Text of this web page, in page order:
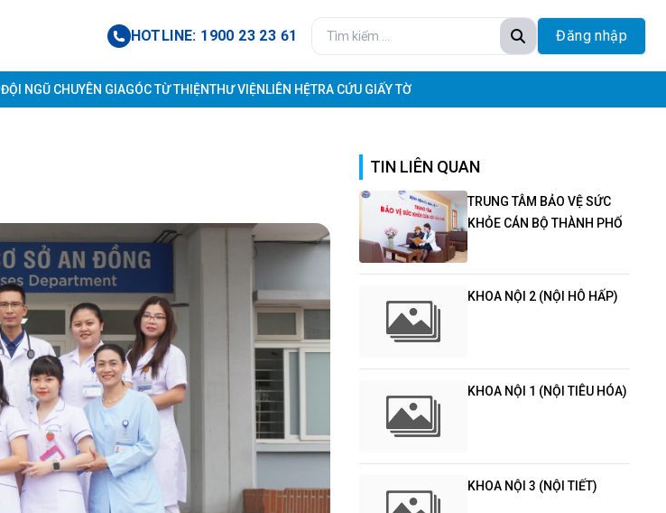
HOTLINE: 1900 23 23 61 Đăng nhập
ĐỘI NGŨ CHUYÊN GIAGÓC TỪ THIỆNTHƯ VIỆN LIÊN HỆTRA CỨU GIẤY TỜ
TIN LIÊN QUAN
TRUNG TÂM BẢO VỆ SỨC
KHỎE CÁN BỘ THÀNH PHỐ
KHOA NỘI 2 (NỘI HÔ HẤP)
KHOA NỘI 1 (NỘI TIÊU HÓA)
KHOA NỘI 3 (NỘI TIẾT)